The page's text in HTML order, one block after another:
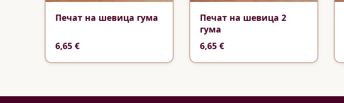
Печат на шевица гума
6,65 €
Печат на шевица 2
гума
6,65 €